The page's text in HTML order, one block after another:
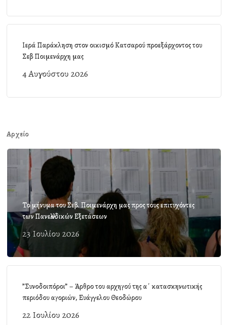
Ιερά Παράκληση στον οικισμό Κατσαρού προεξάρχοντος του
Σεβ Ποιμενάρχη μας
4 Αυγούστου 2026
Αρχείο
Το μήνυμα του Σεβ. Ποιμενάρχη μας προς τους επιτυχόντες
των Πανελλαδικών Εξετάσεων
23 Ιουλίου 2026
”Συνοδοιπόροι” – Άρθρο του αρχηγού της α΄ κατασκηνωτικής
περιόδου αγοριών, Ευάγγελου Θεοδώρου
22 Ιουλίου 2026